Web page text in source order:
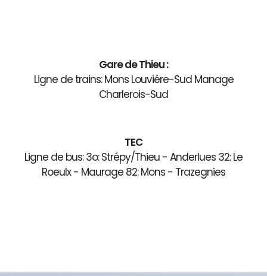
Gare de Thieu :
Ligne de trains: Mons Louviére-Sud Manage
Charlerois-Sud
TEC
Ligne de bus: 3o: Strépy/Thieu - Anderlues 32: Le
Roeulx - Maurage 82: Mons - Trazegnies